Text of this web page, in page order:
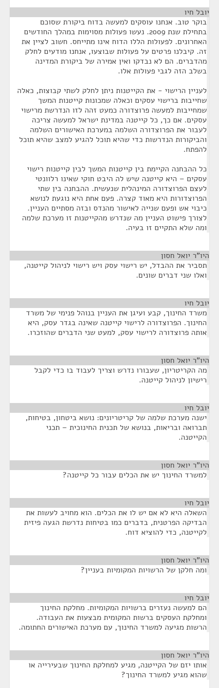
יובל חיו
בוקר טוב. אנחנו עוסקים למעשה בדוח ביקורת שסוכם
בתחילת שנת 2009. נעשו פעולות מסוימות במהלך החודשים
האחרונים. לפעולות הללו הדוח אינו מתייחס. חשוב לציין את
זה. קיבלנו פרטים על פעולות שבוצעו, אנחנו מודעים לחלק
מהדברים. הם לא נבדקו ואין אמירה של ביקורת המדינה
בשלב הזה לגבי פעולות אלו.
לעניין הרישוי - את הקייטנות ניתן לחלק לשתי קבוצות, כאלה
שחייבות ברישוי עסקים וכאלה שמכונות קייטנות המשך
שמחייבות למעשה פרוצדורה כמעט זהה לזו הנדרשת מרישוי
עסקים. אם כך, כל קייטנה במדינת ישראל למעשה צריכה
לעבור את הפרוצדורה השלמה במערכת האישורים השלמה
והביקורות הנדרשות כדי שהיא תוכל להגיע למצב שהיא תוכל
להפתח.
כל ההבחנה הקיימת בין קייטנות המשך לבין קייטנות רישוי
עסקים – היא קייטנה שיש לה היבט חוקי שאינו רלוונטי
לעצם הפרוצדורה המינהלית שנעשית. ההבחנה בין שתי
הפרוצדורות היא מאוד קצרה. פעם אחת היא נוגעת לנושא
כיבוי אש ופעם שנייה לאישור מהנדס ובזה מסתיים העניין.
לצורך פישוט העניין מה שנדרש מהקייטנות זו מערכת שלמה
ומה שלא התקיים זו בעיה.
היו"ר יואל חסון
תסביר את ההבדל, יש רישוי עסק ויש רישוי לניהול קייטנה,
ואלו שני דברים שונים.
יובל חיו
משרד החינוך, קבע ועיגן את העניין בנוהל פנימי של משרד
החינוך. הפרוצדורה לרישוי קייטנה שאינה בגדר עסק, היא
אותה פרוצדורה לרישוי עסק, למעט שני הדברים שהוזכרו.
היו"ר יואל חסון
מה הקריטריון, שעבורו נדרש וצריך לעבוד בו כדי לקבל
רישיון לניהול קייטנה.
יובל חיו
ישנה מערכת שלמה של קריטריונים: נושא ביטחון, בטיחות,
תברואה ובריאות, בנושא של תכנית החינוכית – תכני
הקייטנה.
היו"ר יואל חסון
למשרד החינוך יש את הכלים עבור כל קייטנה?
יובל חיו
השאלה היא לא אם יש לו את הכלים. הוא מחויב לעשות את
הבדיקה הפרטנית, בדברים כמו בטיחות נדרשת הגעה פיזית
לקייטנה, כדי להוציא דוח.
היו"ר יואל חסון
ומה חלקן של הרשויות המקומיות בעניין?
יובל חיו
הם למעשה נעזרים ברשויות המקומיות. מחלקת החינוך
ומחלקת העסקים ברשות המקומית מבצעות את העבודה.
הרשות מגיעה למשרד החינוך, עם מערכת האישורים החתומה.
היו"ר יואל חסון
אותו יזם של הקייטנה, מגיע למחלקת החינוך שבעירייה או
שהוא מגיע למשרד החינוך?